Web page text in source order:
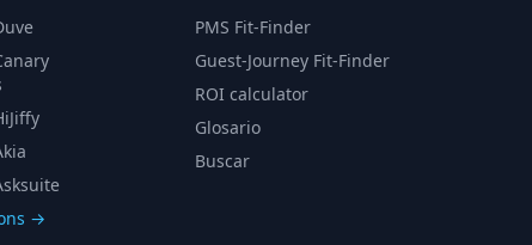
→
PMS Fit-Finder
Guest-Journey Fit-Finder
ROI calculator
Glosario
Buscar